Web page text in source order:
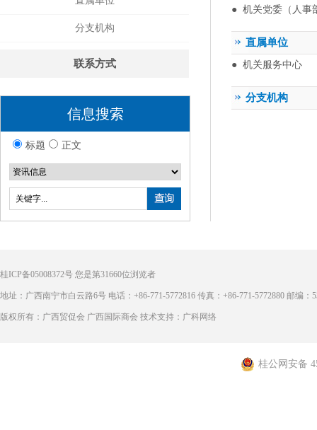
分支机构
联系方式
信息搜索
标题 正文
● 机关党委（人事
直属单位
● 机关服务中心
分支机构
桂ICP备05008372号 您是第31660位浏览者
地址：广西南宁市白云路6号 电话：+86-771-5772816 传真：+86-771-5772880 邮编：
版权所有：广西贸促会 广西国际商会 技术支持：广科网络
桂公网安备